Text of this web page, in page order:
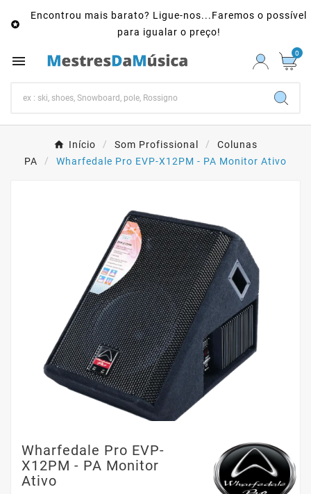

Encontrou mais barato? Ligue-nos...Faremos o possível
para igualar o preço!
 0
Início Som Profissional
Colunas
PA
Wharfedale Pro EVP-X12PM - PA Monitor Ativo
Wharfedale Pro EVP-
X12PM - PA Monitor
Ativo